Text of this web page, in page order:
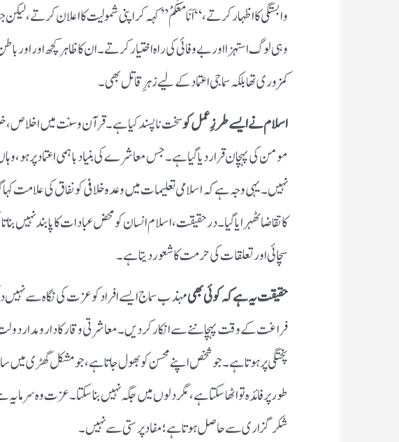
وابستگی کا اظہار کرتے، “اَنَا مَعَکُمْ” کہہ کر اپنی شمولیت کا اعلان کرتے،
وہی لوگ استہزا اور بے وفائی کی راہ اختیار کرتے۔ ان کا ظاہر کچھ اور اور
کمزوری تھا بلکہ سماجی اعتماد کے لیے زہرِ قاتل بھی۔
اسلام نے ایسے طرزِ عمل کوسخت ناپسند کیا ہے۔ قرآن و سنت میں
مومن کی پہچان قرار دیا گیا ہے۔ جس معاشرے کی بنیاد باہمی اعتماد پر ہو،
نہیں۔ یہی وجہ ہے کہ اسلامی تعلیمات میں وعدہ خلافی کو نفاق کی علامت
کا تقاضا ٹھہرایا گیا۔ درحقیقت، اسلام انسان کو محض عبادات کا پابند نہیں
سچائی اور تعلقات کی حرمت کا شعور دیتا ہے۔
حقیقت یہ ہے کہ کوئی بھیمہذب سماج ایسے افراد کو عزت کی نگاہ سے
فراغت کے وقت پہچاننے سے انکار کر دیں۔ معاشرتی وقار کا دارومدار
پختگی پر ہوتا ہے۔ جو شخص اپنے محسن کو بھول جاتا ہے، جو مشکل گھڑی میں
طور پر فائدہ تو اٹھا سکتا ہے، مگر دلوں میں جگہ نہیں بنا سکتا۔ عزت وہ
شکرگزاری سے حاصل ہوتا ہے؛ مفاد پرستی سے نہیں۔